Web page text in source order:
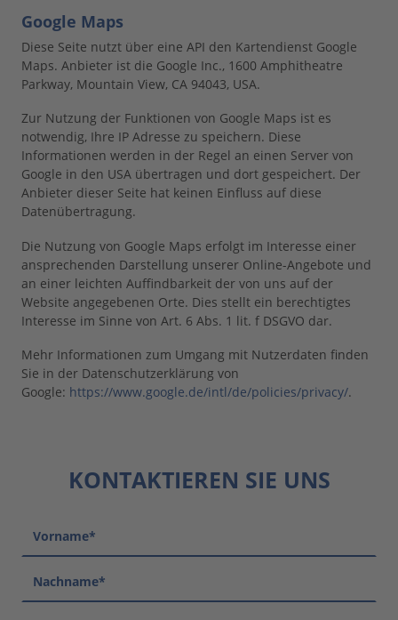
Google Maps
Diese Seite nutzt über eine API den Kartendienst Google
Maps. Anbieter ist die Google Inc., 1600 Amphitheatre
Parkway, Mountain View, CA 94043, USA.
Zur Nutzung der Funktionen von Google Maps ist es
notwendig, Ihre IP Adresse zu speichern. Diese
Informationen werden in der Regel an einen Server von
Google in den USA übertragen und dort gespeichert. Der
Anbieter dieser Seite hat keinen Einfluss auf diese
Datenübertragung.
Die Nutzung von Google Maps erfolgt im Interesse einer
ansprechenden Darstellung unserer Online-Angebote und
an einer leichten Auffindbarkeit der von uns auf der
Website angegebenen Orte. Dies stellt ein berechtigtes
Interesse im Sinne von Art. 6 Abs. 1 lit. f DSGVO dar.
Mehr Informationen zum Umgang mit Nutzerdaten finden
Sie in der Datenschutzerklärung von
Google: https://www.google.de/intl/de/policies/privacy/.
KONTAKTIEREN SIE UNS